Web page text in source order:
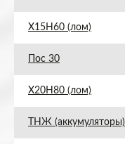
Х15Н60 (лом)
Пос 30
Х20Н80 (лом)
ТНЖ (аккумуляторы)